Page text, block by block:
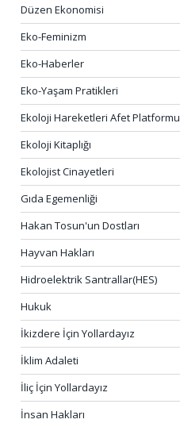
Düzen Ekonomisi
Eko-Feminizm
Eko-Haberler
Eko-Yaşam Pratikleri
Ekoloji Hareketleri Afet Platformu
Ekoloji Kitaplığı
Ekolojist Cinayetleri
Gıda Egemenliği
Hakan Tosun'un Dostları
Hayvan Hakları
Hidroelektrik Santrallar(HES)
Hukuk
İkizdere İçin Yollardayız
İklim Adaleti
İliç İçin Yollardayız
İnsan Hakları